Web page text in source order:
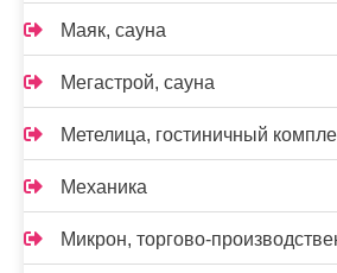
Маяк, сауна
Мегастрой, сауна
Метелица, гостиничный
Механика
Микрон, торгово-